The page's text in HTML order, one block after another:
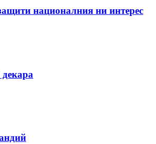
националния ни интерес